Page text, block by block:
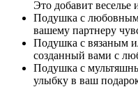
Это добавит веселье
Подушка с любовным
вашему партнеру
Подушка с вязаным
созданный вами с
Подушка с
улыбку в ваш